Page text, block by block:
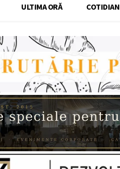
ULTIMA ORĂ COTIDIAN